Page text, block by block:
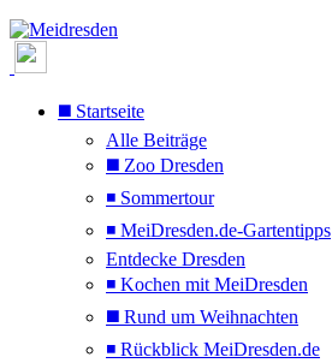
◼️ Startseite
Alle Beiträge
◼️ Zoo Dresden
◾ Sommertour
◾ MeiDresden.de-Gartentipps
Entdecke Dresden
◾ Kochen mit MeiDresden
◼️ Rund um Weihnachten
◾ Rückblick MeiDresden.de